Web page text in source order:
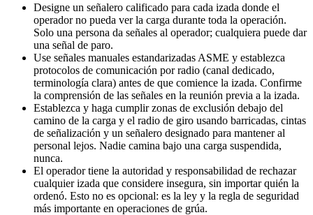
Designe un señalero calificado para cada izada donde el
operador no pueda ver la carga durante toda la operación.
Solo una persona da señales al operador; cualquiera puede dar
una señal de paro.
Use señales manuales estandarizadas ASME y establezca
protocolos de comunicación por radio (canal dedicado,
terminología clara) antes de que comience la izada. Confirme
la comprensión de las señales en la reunión previa a la izada.
Establezca y haga cumplir zonas de exclusión debajo del
camino de la carga y el radio de giro usando barricadas, cintas
de señalización y un señalero designado para mantener al
personal lejos. Nadie camina bajo una carga suspendida,
nunca.
El operador tiene la autoridad y responsabilidad de rechazar
cualquier izada que considere insegura, sin importar quién la
ordenó. Esto no es opcional: es la ley y la regla de seguridad
más importante en operaciones de grúa.